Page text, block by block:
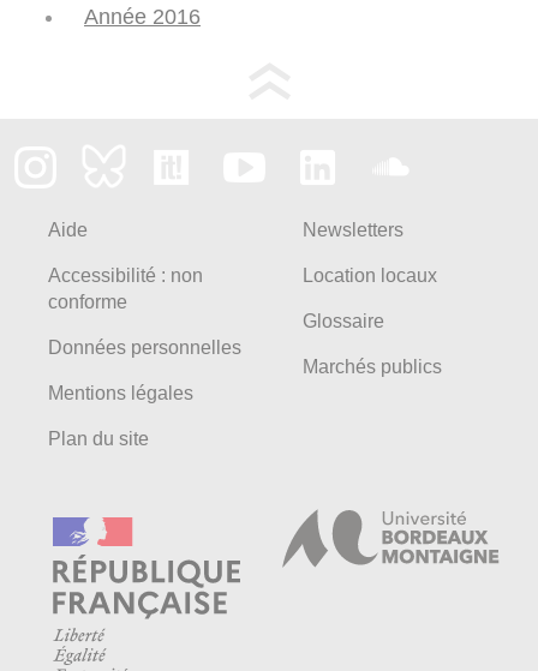
Année 2016
Aide
Accessibilité : non
conforme
Données personnelles
Mentions légales
Plan du site
Newsletters
Location locaux
Glossaire
Marchés publics